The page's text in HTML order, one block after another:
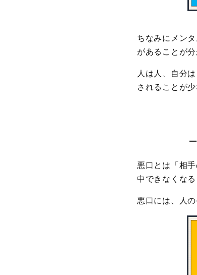
ちなみにメン
があることが分
人は人、自分
されることが
－
悪口とは「相
中できなくなる
悪口には、人